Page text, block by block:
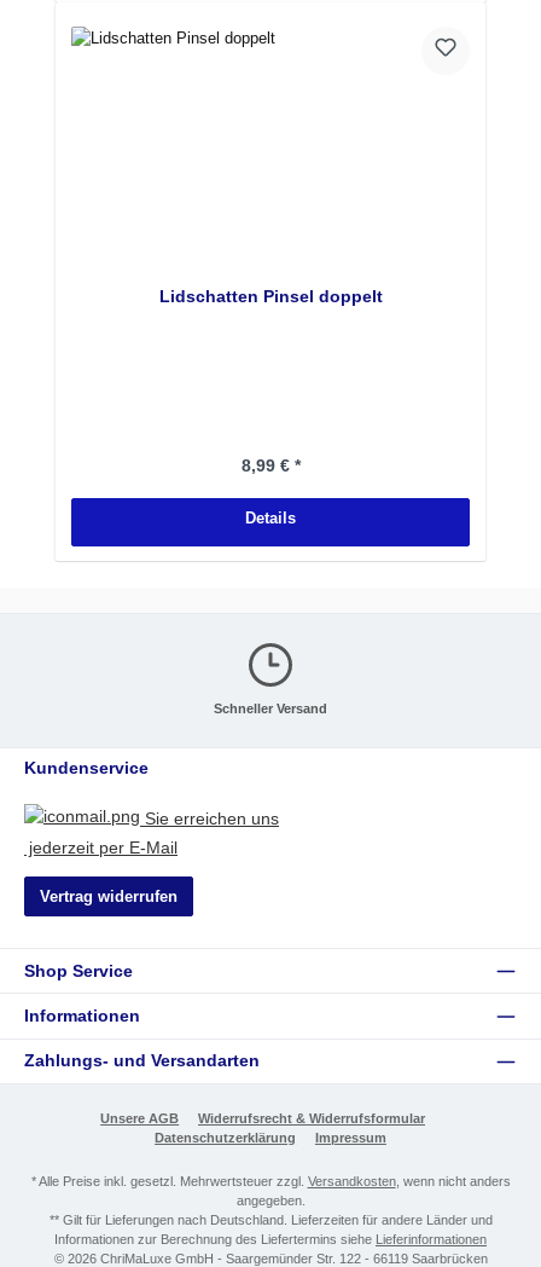
Lidschatten Pinsel doppelt
Regulärer Preis:
8,99 € *
Details
Schneller Versand
Kundenservice
Sie erreichen uns
jederzeit per E-Mail
Vertrag widerrufen
Shop Service
Informationen
Zahlungs- und Versandarten
Unsere AGB
Widerrufsrecht & Widerrufsformular
Datenschutzerklärung
Impressum
* Alle Preise inkl. gesetzl. Mehrwertsteuer zzgl. Versandkosten, wenn nicht anders
angegeben.
** Gilt für Lieferungen nach Deutschland. Lieferzeiten für andere Länder und
Informationen zur Berechnung des Liefertermins siehe Lieferinformationen
© 2026 ChriMaLuxe GmbH - Saargemünder Str. 122 - 66119 Saarbrücken